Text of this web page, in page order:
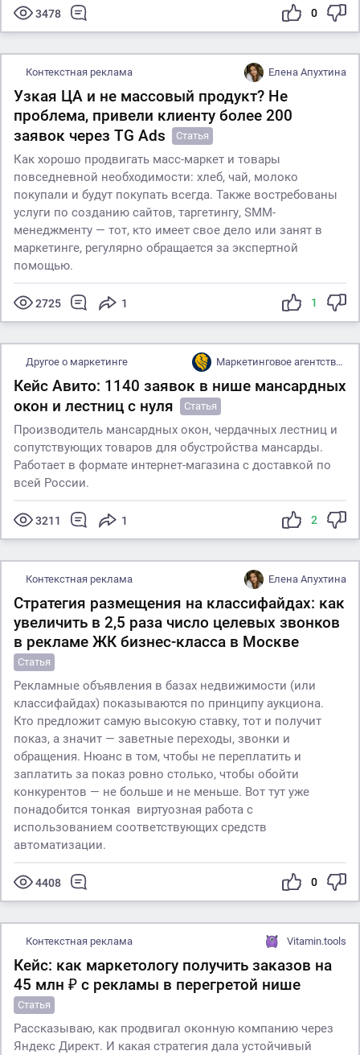
3478 0
Контекстная реклама Елена Апухтина
Узкая ЦА и не массовый продукт? Не
проблема, привели клиенту более 200
заявок через TG Ads
Статья
Как хорошо продвигать масс-маркет и товары
повседневной необходимости: хлеб, чай, молоко
покупали и будут покупать всегда. Также востребованы
услуги по созданию сайтов, таргетингу, SMM-
менеджменту — тот, кто имеет свое дело или занят в
маркетинге, регулярно обращается за экспертной
помощью.
2725 1 1
Другое о маркетинге Маркетинговое агентство Mandzhi Group
Кейс Авито: 1140 заявок в нише мансардных
окон и лестниц с нуля
Статья
Производитель мансардных окон, чердачных лестниц и
сопутствующих товаров для обустройства мансарды.
Работает в формате интернет-магазина с доставкой по
всей России.
3211 1 2
Контекстная реклама Елена Апухтина
Стратегия размещения на классифайдах: как
увеличить в 2,5 раза число целевых звонков
в рекламе ЖК бизнес-класса в Москве
Статья
Рекламные объявления в базах недвижимости (или
классифайдах) показываются по принципу аукциона.
Кто предложит самую высокую ставку, тот и получит
показ, а значит — заветные переходы, звонки и
обращения. Нюанс в том, чтобы не переплатить и
заплатить за показ ровно столько, чтобы обойти
конкурентов — не больше и не меньше. Вот тут уже
понадобится тонкая виртуозная работа с
использованием соответствующих средств
автоматизации.
4408 0
Контекстная реклама Vitamin.tools
Кейс: как маркетологу получить заказов на
45 млн ₽ с рекламы в перегретой нише
Статья
Рассказываю, как продвигал оконную компанию через
Яндекс Директ. И какая стратегия дала устойчивый